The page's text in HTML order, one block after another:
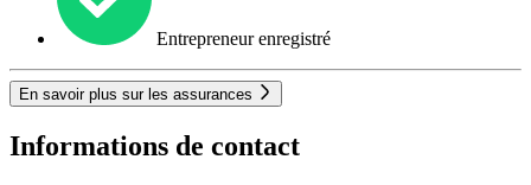
Entrepreneur enregistré
En savoir plus sur les assurances
Informations de contact